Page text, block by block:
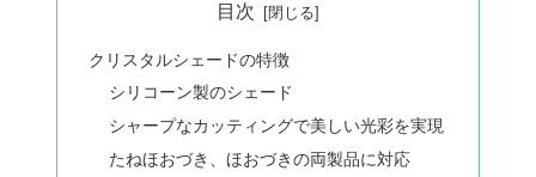
目次
クリスタルシェードの特徴
シリコーン製のシェード
シャープなカッティングで美しい光彩を実現
たねほおづき、ほおづきの両製品に対応